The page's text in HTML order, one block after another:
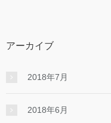
アーカイブ
2018年7月
2018年6月